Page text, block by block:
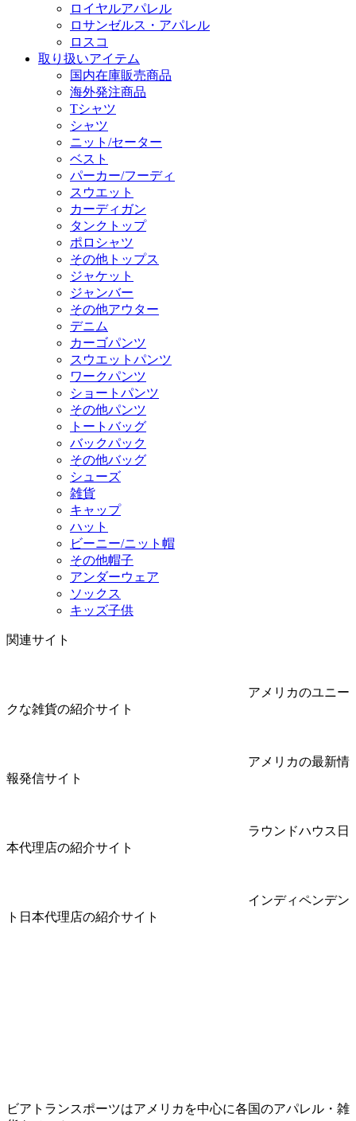
ロイヤルアパレル
ロサンゼルス・アパレル
ロスコ
取り扱いアイテム
国内在庫販売商品
海外発注商品
Tシャツ
シャツ
ニット/セーター
ベスト
パーカー/フーディ
スウエット
カーディガン
タンクトップ
ポロシャツ
その他トップス
ジャケット
ジャンバー
その他アウター
デニム
カーゴパンツ
スウエットパンツ
ワークパンツ
ショートパンツ
その他パンツ
トートバッグ
バックパック
その他バッグ
シューズ
雑貨
キャップ
ハット
ビーニー/ニット帽
その他帽子
アンダーウェア
ソックス
キッズ子供
関連サイト
アメリカのユニー
クな雑貨の紹介サイト
アメリカの最新情
報発信サイト
ラウンドハウス日
本代理店の紹介サイト
インディペンデン
ト日本代理店の紹介サイト
ビアトランスポーツはアメリカを中心に各国のアパレル・雑